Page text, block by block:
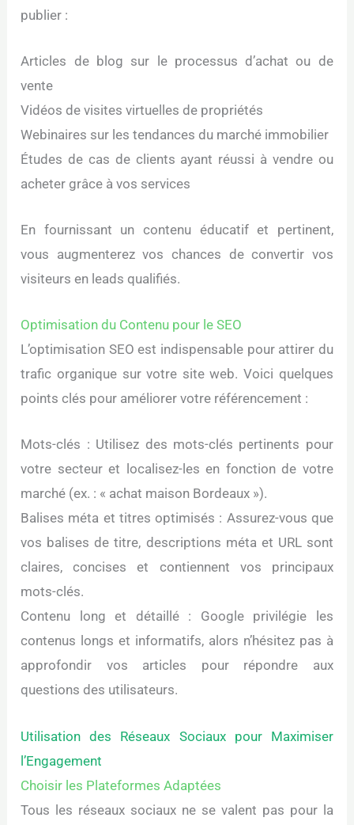
publier :
Articles de blog sur le processus d’achat ou de
vente
Vidéos de visites virtuelles de propriétés
Webinaires sur les tendances du marché immobilier
Études de cas de clients ayant réussi à vendre ou
acheter grâce à vos services
En fournissant un contenu éducatif et pertinent,
vous augmenterez vos chances de convertir vos
visiteurs en leads qualifiés.
Optimisation du Contenu pour le SEO
L’optimisation SEO est indispensable pour attirer du
trafic organique sur votre site web. Voici quelques
points clés pour améliorer votre référencement :
Mots-clés : Utilisez des mots-clés pertinents pour
votre secteur et localisez-les en fonction de votre
marché (ex. : « achat maison Bordeaux »).
Balises méta et titres optimisés : Assurez-vous que
vos balises de titre, descriptions méta et URL sont
claires, concises et contiennent vos principaux
mots-clés.
Contenu long et détaillé : Google privilégie les
contenus longs et informatifs, alors n’hésitez pas à
approfondir vos articles pour répondre aux
questions des utilisateurs.
Utilisation des Réseaux Sociaux pour Maximiser
l’Engagement
Choisir les Plateformes Adaptées
Tous les réseaux sociaux ne se valent pas pour la